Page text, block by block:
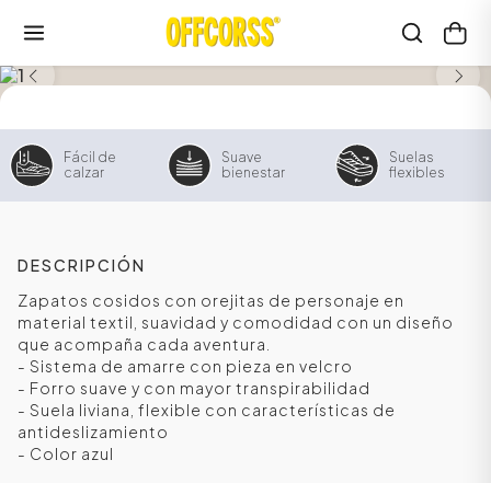
Fácil de
calzar
Suave
bienestar
Suelas
flexibles
DESCRIPCIÓN
Zapatos cosidos con orejitas de personaje en
material textil, suavidad y comodidad con un diseño
que acompaña cada aventura.
- Sistema de amarre con pieza en velcro
- Forro suave y con mayor transpirabilidad
- Suela liviana, flexible con características de
antideslizamiento
- Color azul